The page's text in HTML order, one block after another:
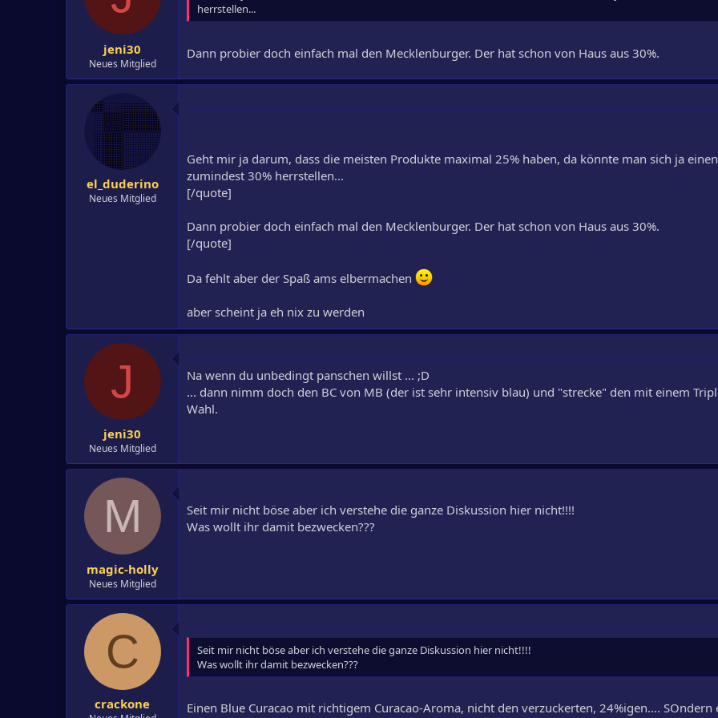
jeni30
Neues Mitglied
herrstellen...
Dann probier doch einfach mal den Mecklenburger. Der hat schon von Haus aus 30%.
el_duderino
Neues Mitglied
Geht mir ja darum, dass die meisten Produkte maximal 25% haben, da könnte man sich ja
zumindest 30% herrstellen...
[/quote]
Dann probier doch einfach mal den Mecklenburger. Der hat schon von Haus aus 30%.
[/quote]
Da fehlt aber der Spaß ams elbermachen
aber scheint ja eh nix zu werden
J
jeni30
Neues Mitglied
Na wenn du unbedingt panschen willst ... ;D
... dann nimm doch den BC von MB (der ist sehr intensiv blau) und "strecke" den mit einem
Wahl.
M
magic-holly
Neues Mitglied
Seit mir nicht böse aber ich verstehe die ganze Diskussion hier nicht!!!!
Was wollt ihr damit bezwecken???
C
crackone
Seit mir nicht böse aber ich verstehe die ganze Diskussion hier nicht!!!!
Was wollt ihr damit bezwecken???
Einen Blue Curacao mit richtigem Curacao-Aroma, nicht den verzuckerten, 24%igen.... SOndern